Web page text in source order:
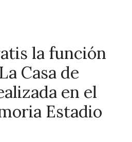
la función
Casa de
en el
Estadio